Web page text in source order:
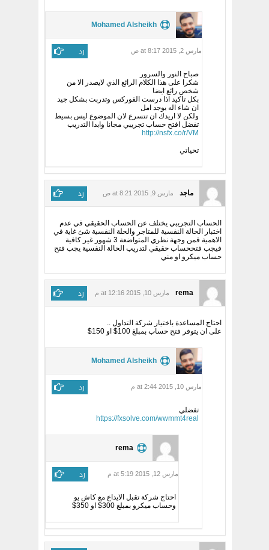
Mohamed Alsheikh
مارس 2, 2015 at 8:17 ص رد
صباح النور والسرور
شكرا على هذا الكلام الرائع الذي لايصدر الا من
شخص رائع ايضا
بكل تاكيد اذا درست الفوركس وتدربت بشكل جيد
ان شاء اله يوجد امل
ولكن لا اريدك ان تتسرع لان الموضوع ليس بسيط
تفضل افتح حساب تجريبي مجانا وابدا التدريب
http://nsfx.co/r/VM
تحياتي
ماجد مارس 9, 2015 at 8:21 ص رد
الحساب التجريبي يختلف عن الحساب الحقيقي في عدم
اختبار الحالة النفسية للمتاجر والحلة النفسية شئ غاية في
الاهمية فمن وجهة نظري المتواضعة 3 شهور غير كافية
فيجب فتححساب حقيقي لتدريب الحالة النفسية يجب فتح
حساب ميكرو او مني
rema مارس 10, 2015 at 12:16 م رد
احتاج المساعدة باختيار شركة التداول ..
على ان يتوفر فتح حساب بمبلغ 100$ او 150$
Mohamed Alsheikh
مارس 10, 2015 at 2:44 م رد
تفضلي
https://fxsolve.com/wwmmt4real
rema
مارس 12, 2015 at 5:19 م رد
احتاج شركة تقبل الايداع مع كاش يو
وحساب ميكرو بمبلغ 300$ او 350$